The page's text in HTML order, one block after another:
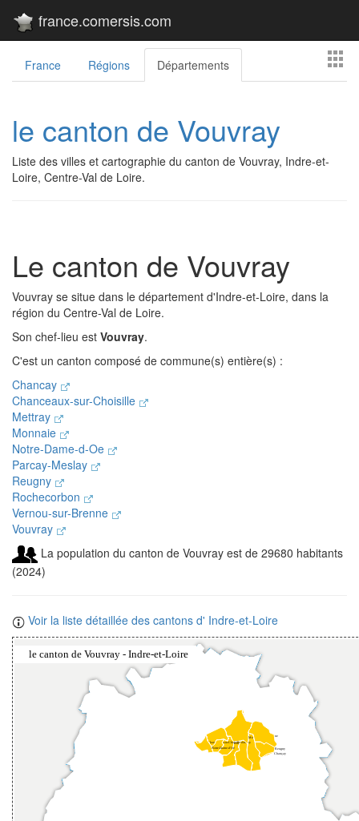
france.comersis.com
France Régions Départements
le canton de Vouvray
Liste des villes et cartographie du canton de Vouvray, Indre-et-
Loire, Centre-Val de Loire.
Le canton de Vouvray
Vouvray se situe dans le département d'Indre-et-Loire, dans la
région du Centre-Val de Loire.
Son chef-lieu est Vouvray.
C'est un canton composé de commune(s) entière(s) :
Chancay
Chanceaux-sur-Choisille
Mettray
Monnaie
Notre-Dame-d-Oe
Parcay-Meslay
Reugny
Rochecorbon
Vernou-sur-Brenne
Vouvray
La population du canton de Vouvray est de 29680 habitants
(2024)
Voir la liste détaillée des cantons d' Indre-et-Loire